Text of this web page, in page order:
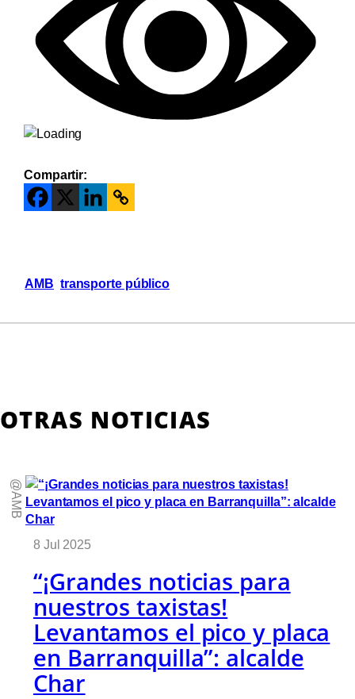
Compartir:
AMB transporte público
OTRAS NOTICIAS
@AMB
8 Jul 2025
“¡Grandes noticias para
nuestros taxistas!
Levantamos el pico y placa
en Barranquilla”: alcalde
Char